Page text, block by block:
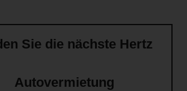
Sie die nächste Hertz
Autovermietung